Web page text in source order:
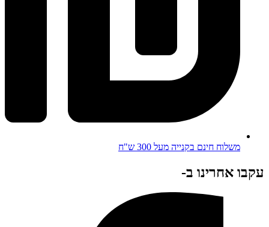
משלוח חינם בקנייה מעל 300 ש"ח
עקבו אחרינו ב-